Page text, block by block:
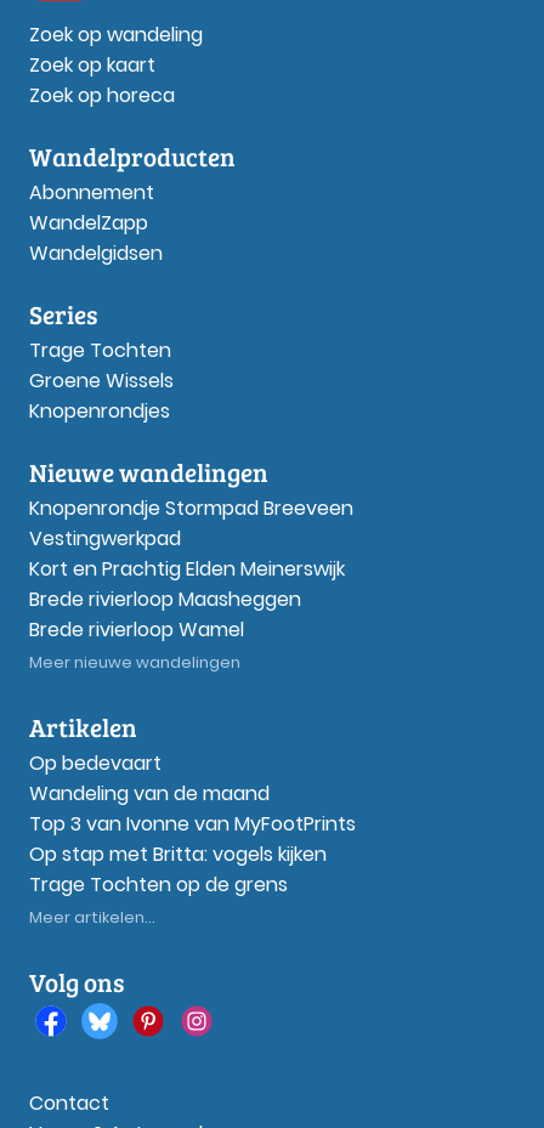
Zoek op wandeling
Zoek op kaart
Zoek op horeca
Wandelproducten
Abonnement
WandelZapp
Wandelgidsen
Series
Trage Tochten
Groene Wissels
Knopenrondjes
Nieuwe wandelingen
Knopenrondje Stormpad Breeveen
Vestingwerkpad
Kort en Prachtig Elden Meinerswijk
Brede rivierloop Maasheggen
Brede rivierloop Wamel
Meer nieuwe wandelingen
Artikelen
Op bedevaart
Wandeling van de maand
Top 3 van Ivonne van MyFootPrints
Op stap met Britta: vogels kijken
Trage Tochten op de grens
Meer artikelen...
Volg ons
Contact